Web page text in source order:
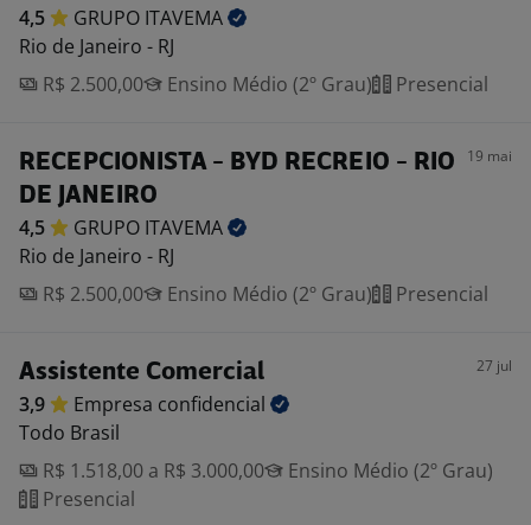
4,5 GRUPO ITAVEMA
Rio de Janeiro - RJ
R$ 2.500,00
Ensino Médio (2º Grau) Presencial
RECEPCIONISTA - BYD RECREIO - RIO
DE JANEIRO
19 mai
4,5 GRUPO ITAVEMA
Rio de Janeiro - RJ
R$ 2.500,00
Ensino Médio (2º Grau) Presencial
Assistente Comercial 27 jul
3,9 Empresa confidencial
Todo Brasil
R$ 1.518,00 a R$ 3.000,00
Ensino Médio (2º Grau)
Presencial